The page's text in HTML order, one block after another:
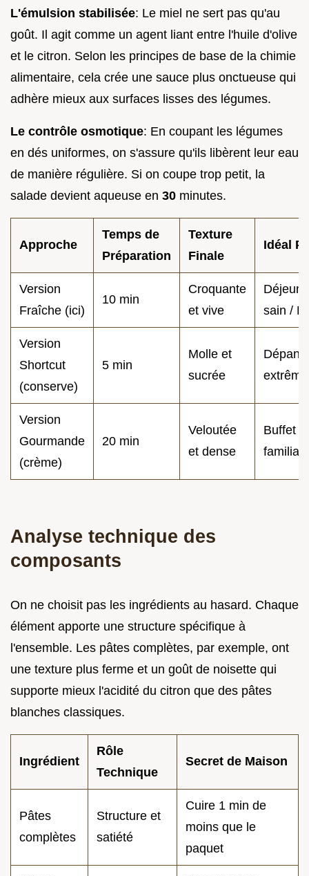
L'émulsion stabilisée: Le miel ne sert pas qu'au
goût. Il agit comme un agent liant entre l'huile d'olive
et le citron. Selon les principes de base de la chimie
alimentaire, cela crée une sauce plus onctueuse qui
adhère mieux aux surfaces lisses des légumes.
Le contrôle osmotique: En coupant les légumes
en dés uniformes, on s'assure qu'ils libèrent leur eau
de manière régulière. Si on coupe trop petit, la
salade devient aqueuse en 30 minutes.
Approche
Temps de
Préparation
Texture
Finale
Idéal
Version
Fraîche (ici)
10 min
Croquante
et vive
sain /
Version
Shortcut
(conserve)
5 min
Molle et
sucrée
extrême
Version
Gourmande
(crème)
20 min
Veloutée
et dense
Buffet
familial
Analyse technique des
composants
On ne choisit pas les ingrédients au hasard. Chaque
élément apporte une structure spécifique à
l'ensemble. Les pâtes complètes, par exemple, ont
une texture plus ferme et un goût de noisette qui
supporte mieux l'acidité du citron que des pâtes
blanches classiques.
Ingrédient
Rôle
Technique
Secret de Maison
Pâtes
complètes
Structure et
satiété
Cuire 1 min de
moins que le
paquet